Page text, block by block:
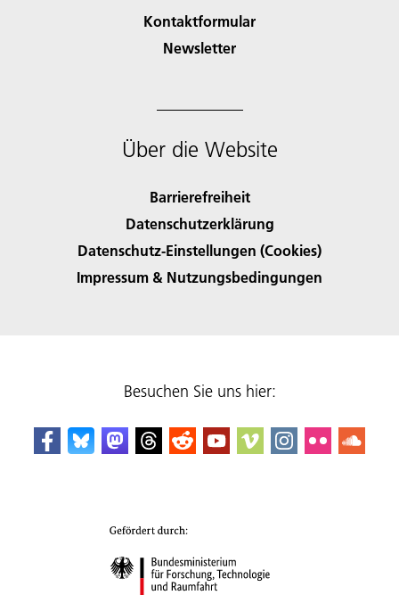
Kontaktformular
Newsletter
Über die Website
Barrierefreiheit
Datenschutzerklärung
Datenschutz-Einstellungen (Cookies)
Impressum & Nutzungsbedingungen
Besuchen Sie uns hier: